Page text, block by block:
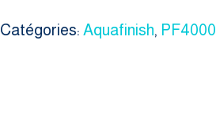
Catégories: Aquafinish, PF4000